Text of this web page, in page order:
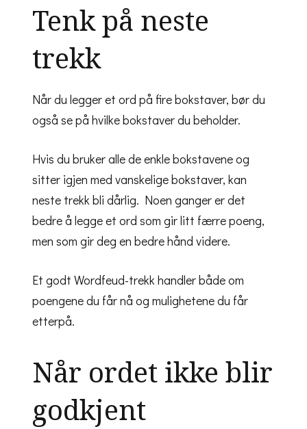
Tenk på neste
trekk
Når du legger et ord på fire bokstaver, bør du
også se på hvilke bokstaver du beholder.
Hvis du bruker alle de enkle bokstavene og
sitter igjen med vanskelige bokstaver, kan
neste trekk bli dårlig. Noen ganger er det
bedre å legge et ord som gir litt færre poeng,
men som gir deg en bedre hånd videre.
Et godt Wordfeud-trekk handler både om
poengene du får nå og mulighetene du får
etterpå.
Når ordet ikke blir
godkjent